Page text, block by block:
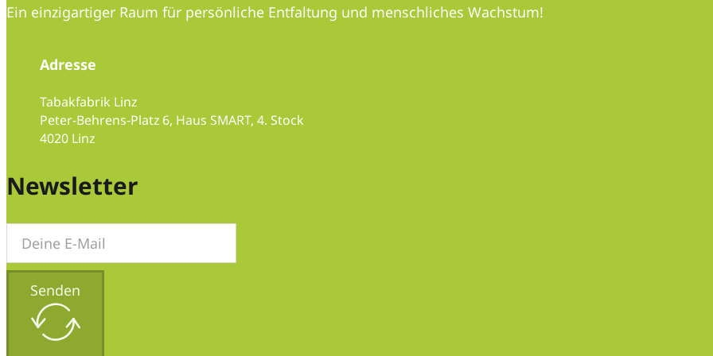
Ein einzigartiger Raum für persönliche Entfaltung und menschliches Wachstum!
Adresse
Tabakfabrik Linz
Peter-Behrens-Platz 6, Haus SMART, 4. Stock
4020 Linz
Newsletter
Senden